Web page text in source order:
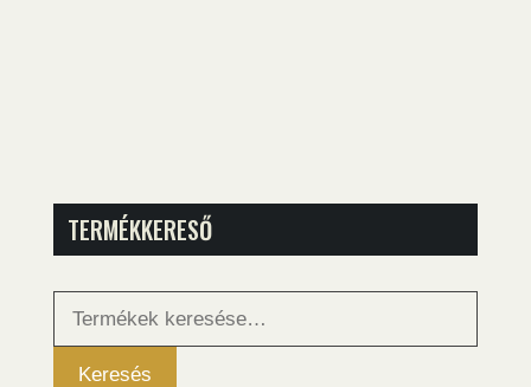
TERMÉKKERESŐ
Keresés
Keresés